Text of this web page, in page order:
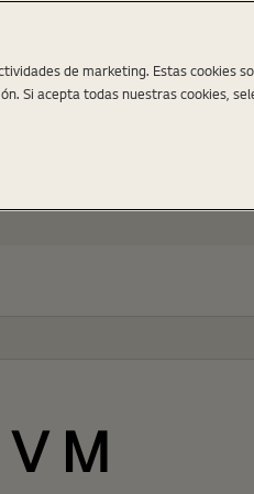
M
de marketing. Estas cookies
Si acepta todas nuestras cookies,